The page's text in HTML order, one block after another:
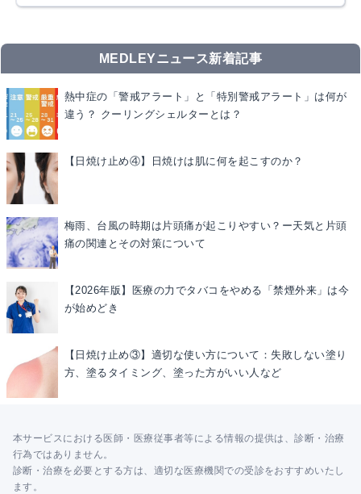
MEDLEYニュース新着記事
熱中症の「警戒アラート」と「特別警戒アラート」は何が
違う？ クーリングシェルターとは？
【日焼け止め④】日焼けは肌に何を起こすのか？
梅雨、台風の時期は片頭痛が起こりやすい？ー天気と片頭
痛の関連とその対策について
【2026年版】医療の力でタバコをやめる「禁煙外来」は今
が始めどき
【日焼け止め③】適切な使い方について：失敗しない塗り
方、塗るタイミング、塗った方がいい人など
本サービスにおける医師・医療従事者等による情報の提供は、診断・治療
行為ではありません。
診断・治療を必要とする方は、適切な医療機関での受診をおすすめいたし
ます。